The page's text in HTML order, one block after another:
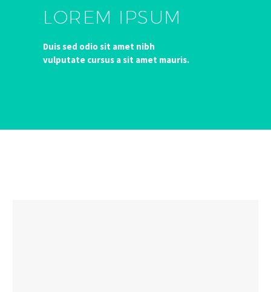
LOREM IPSUM
Duis sed odio sit amet nibh
vulputate cursus a sit amet mauris.